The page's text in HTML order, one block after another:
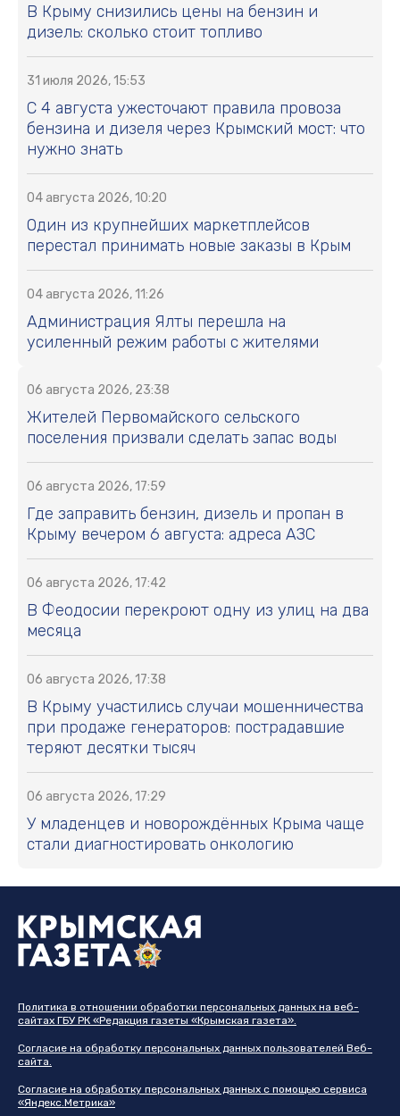
В Крыму снизились цены на бензин и
дизель: сколько стоит топливо
31 июля 2026, 15:53
С 4 августа ужесточают правила провоза
бензина и дизеля через Крымский мост: что
нужно знать
04 августа 2026, 10:20
Один из крупнейших маркетплейсов
перестал принимать новые заказы в Крым
04 августа 2026, 11:26
Администрация Ялты перешла на
усиленный режим работы с жителями
06 августа 2026, 23:38
Жителей Первомайского сельского
поселения призвали сделать запас воды
06 августа 2026, 17:59
Где заправить бензин, дизель и пропан в
Крыму вечером 6 августа: адреса АЗС
06 августа 2026, 17:42
В Феодосии перекроют одну из улиц на два
месяца
06 августа 2026, 17:38
В Крыму участились случаи мошенничества
при продаже генераторов: пострадавшие
теряют десятки тысяч
06 августа 2026, 17:29
У младенцев и новорождённых Крыма чаще
стали диагностировать онкологию
Политика в отношении обработки персональных данных на веб-
сайтах ГБУ РК «Редакция газеты «Крымская газета».
Согласие на обработку персональных данных пользователей Веб-
сайта.
Согласие на обработку персональных данных с помощью сервиса
«Яндекс.Метрика»